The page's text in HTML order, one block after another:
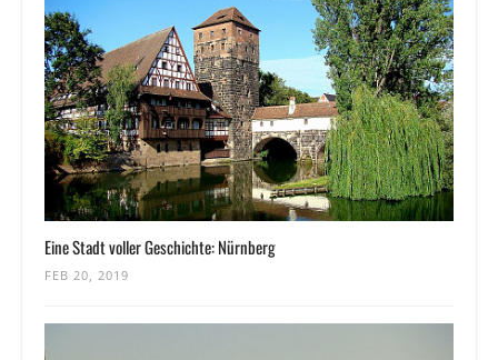
Eine Stadt voller Geschichte: Nürnberg
FEB 20, 2019